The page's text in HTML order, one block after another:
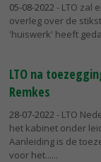
05-08-2022 - LTO zal
overleg over de
'huiswerk' heeft
LTO na
Remkes
28-07-2022 - LTO
het kabinet onder
Aanleiding is de
voor het...